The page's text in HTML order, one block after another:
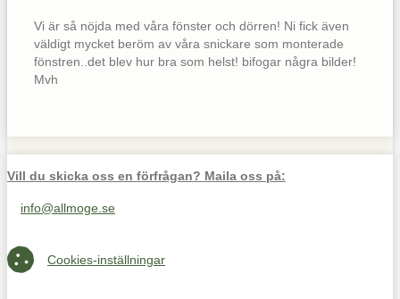
Vi är så nöjda med våra fönster och dörren! Ni fick även
väldigt mycket beröm av våra snickare som monterade
fönstren..det blev hur bra som helst! bifogar några bilder!
Mvh
Vill du skicka oss en förfrågan? Maila oss på:
Maila oss på info@allmoge.se
info@allmoge.se
Cookies-inställningar
Cookies-inställningar